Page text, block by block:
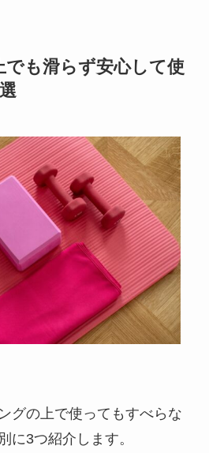
も滑らず安心して使
グの上で使ってもすべらな
に3つ紹介します。